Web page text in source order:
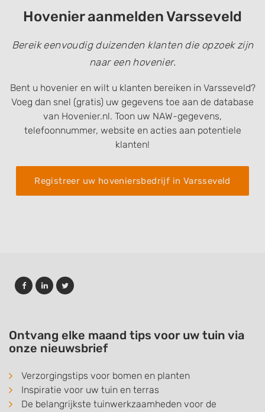
Hovenier aanmelden Varsseveld
Bereik eenvoudig duizenden klanten die opzoek zijn
naar een hovenier.
Bent u hovenier en wilt u klanten bereiken in Varsseveld?
Voeg dan snel (gratis) uw gegevens toe aan de database
van Hovenier.nl. Toon uw NAW-gegevens,
telefoonnummer, website en acties aan potentiele
klanten!
Registreer uw hoveniersbedrijf in Varsseveld
Ontvang elke maand tips voor uw tuin via
onze nieuwsbrief
Verzorgingstips voor bomen en planten
Inspiratie voor uw tuin en terras
De belangrijkste tuinwerkzaamheden voor de